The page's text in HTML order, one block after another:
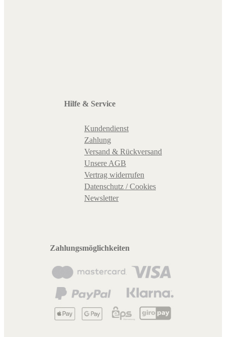
Hilfe & Service
Kundendienst
Zahlung
Versand & Rückversand
Unsere AGB
Vertrag widerrufen
Datenschutz / Cookies
Newsletter
Zahlungsmöglichkeiten